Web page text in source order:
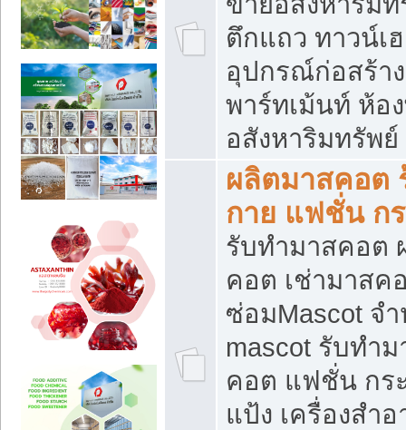
ตึกแถว ทาวน์เ
อุปกรณ์ก่อสร้า
พาร์ทเม้นท์ ห้อ
อสังหาริมทรัพ
ผลิตมาสคอต
กาย แฟชั่น กร
รับทำมาสคอต
คอต เช่ามาสค
ซ่อมMascot จ
mascot รับทำ
คอต แฟชั่น กระ
แป้ง เครื่องสำ